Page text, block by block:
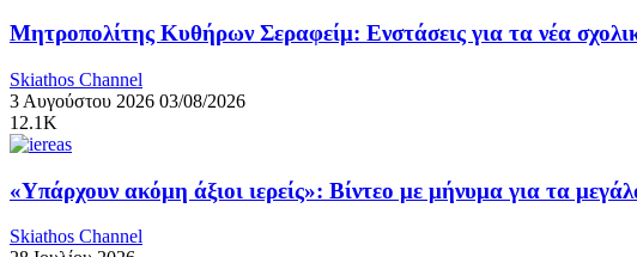
Μητροπολίτης Κυθήρων Σεραφείμ: Ενστάσεις για τα νέα
Skiathos Channel
3 Αυγούστου 2026 03/08/2026
12.1K
«Υπάρχουν ακόμη άξιοι ιερείς»: Βίντεο με μήνυμα για τα
Skiathos Channel